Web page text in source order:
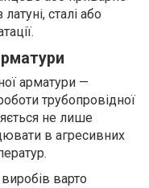
сталі або
арматури —
трубопровідної
не лише
в агресивних
варто